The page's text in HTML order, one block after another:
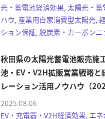
光・蓄電池経済効果, 太陽光・
ハウ, 産業用自家消費型太陽光,
ション保証, 脱炭素・カーボン
秋田県の太陽光蓄電池販売施
池・EV・V2H拡販営業戦略と
レーション活用ノウハウ（
2025.08.06
EV・充電器・V2H経済効果, エ